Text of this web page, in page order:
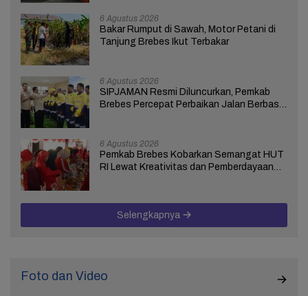
6 Agustus 2026
Bakar Rumput di Sawah, Motor Petani di
Tanjung Brebes Ikut Terbakar
6 Agustus 2026
SIPJAMAN Resmi Diluncurkan, Pemkab
Brebes Percepat Perbaikan Jalan Berbasis
6 Agustus 2026
Pemkab Brebes Kobarkan Semangat HUT
RI Lewat Kreativitas dan Pemberdayaan
Selengkapnya
Foto dan Video